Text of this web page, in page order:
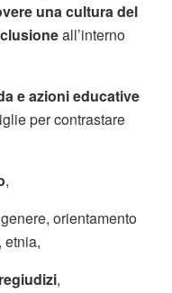
una cultura del
all’interno
e azioni educative
per contrastare
,
orientamento
etnia,
,